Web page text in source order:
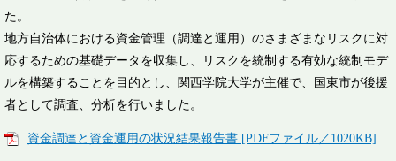
た。
地方自治体における資金管理（調達と運用）のさまざまなリスクに対
応するための基礎データを収集し、リスクを統制する有効な統制モデ
ルを構築することを目的とし、関西学院大学が主催で、国東市が後援
者として調査、分析を行いました。
資金調達と資金運用の状況結果報告書 [PDFファイル／1020KB]